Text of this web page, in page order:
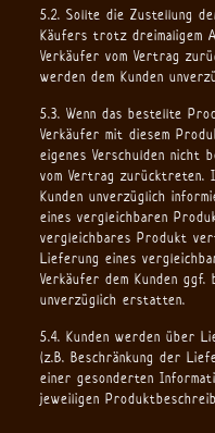
5.2. Sollte die Zustellung
Käufers trotz dreimaligem
Verkäufer vom Vertrag
werden dem Kunden
5.3. Wenn das bestellte
Verkäufer mit diesem
eigenes Verschulden nicht
vom Vertrag zurücktreten.
Kunden unverzüglich
eines vergleichbaren
vergleichbares Produkt
Lieferung eines
Verkäufer dem Kunden
unverzüglich erstatten.
5.4. Kunden werden über
(z.B. Beschränkung der
einer gesonderten
jeweiligen